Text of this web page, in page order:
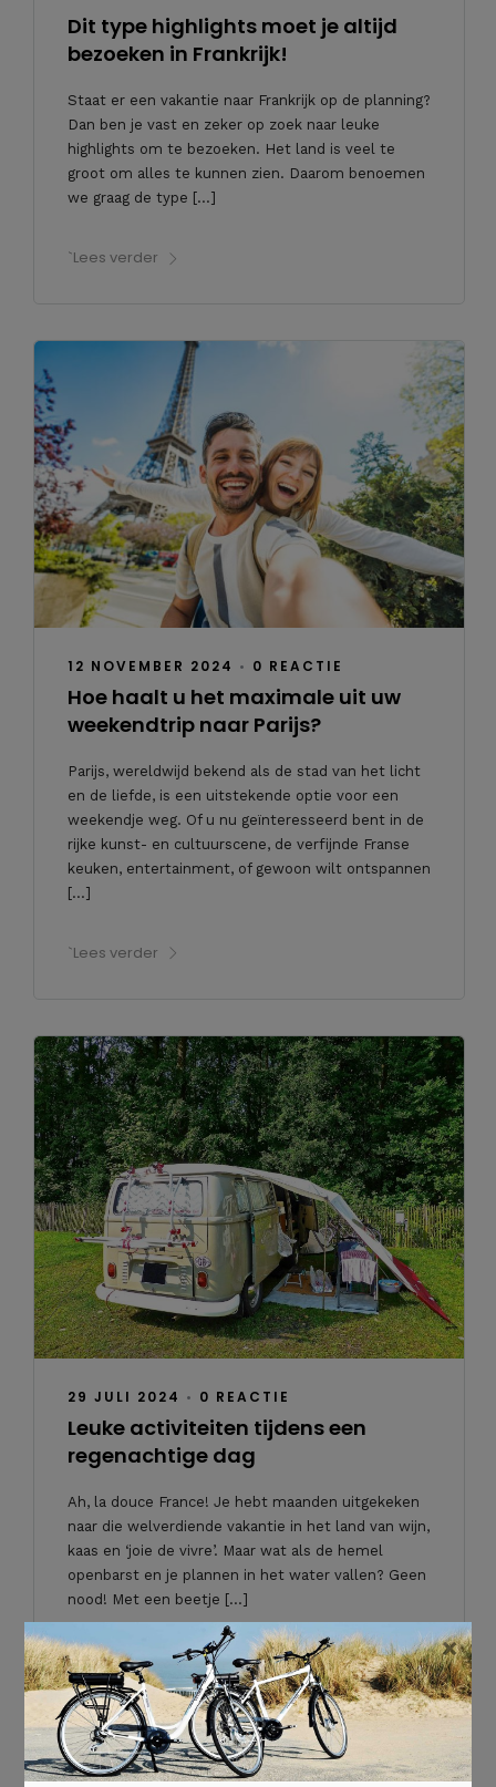
Dit type highlights moet je altijd
bezoeken in Frankrijk!
Staat er een vakantie naar Frankrijk op de planning?
Dan ben je vast en zeker op zoek naar leuke
highlights om te bezoeken. Het land is veel te
groot om alles te kunnen zien. Daarom benoemen
we graag de type […]
`Lees verder
12 NOVEMBER 2024 • 0 REACTIE
Hoe haalt u het maximale uit uw
weekendtrip naar Parijs?
Parijs, wereldwijd bekend als de stad van het licht
en de liefde, is een uitstekende optie voor een
weekendje weg. Of u nu geïnteresseerd bent in de
rijke kunst- en cultuurscene, de verfijnde Franse
keuken, entertainment, of gewoon wilt ontspannen
[…]
`Lees verder
29 JULI 2024 • 0 REACTIE
Leuke activiteiten tijdens een
regenachtige dag
Ah, la douce France! Je hebt maanden uitgekeken
naar die welverdiende vakantie in het land van wijn,
kaas en ‘joie de vivre’. Maar wat als de hemel
openbarst en je plannen in het water vallen? Geen
nood! Met een beetje […]
`Lees verder ×